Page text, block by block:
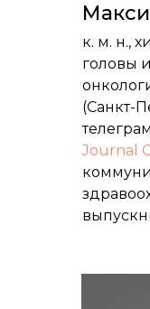
к. м. н.,
головы
(Санкт-
Journal